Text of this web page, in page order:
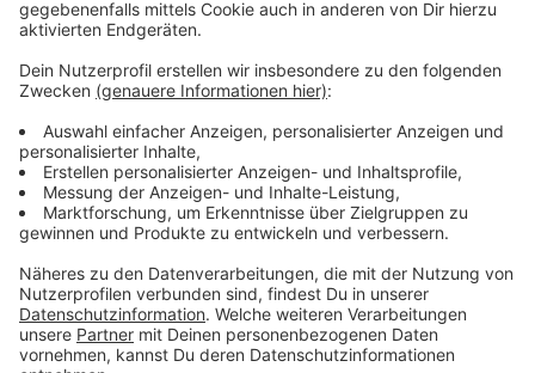
Anzeige
Wir benötigen Ihre
Zustimmung, um den YouTube
Video-Service zu laden!
Wir verwenden einen Service eines
einzubetten. Dieser Service kann
Daten zu Ihren Aktivitäten
sammeln. Bitte lesen Sie die